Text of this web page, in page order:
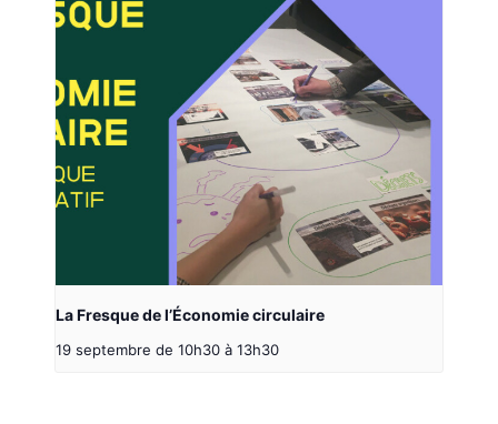
La Fresque de l’Économie circulaire
19 septembre de 10h30 à 13h30